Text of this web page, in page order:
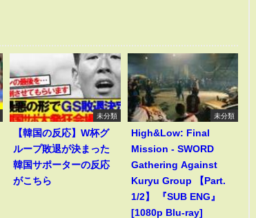
未分類
【韓国の反応】W杯グ
ループ敗退が決まった
韓国サポーターの反応
がこちら
未分類
High&Low: Final
Mission - SWORD
Gathering Against
Kuryu Group 【Part.
1/2】 『SUB ENG』
[1080p Blu-ray]